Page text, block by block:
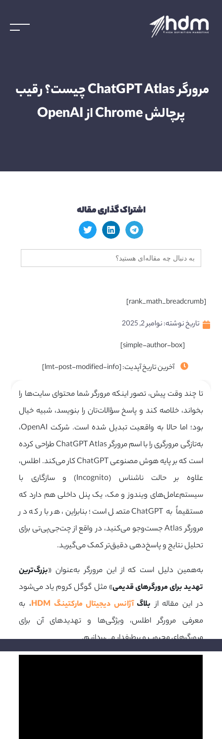
پرچالش Chrome از OpenAI
اشتراک گذاری مقاله
جستجو
برای:
[rank_math_breadcrumb]
تاریخ نوشته:نوامبر 2, 2025
[simple-author-box]
آخرین تاریخ آپدیت: [lmt-post-modified-info]
تا چند وقت پیش، تصور اینکه مرورگر شما محتوای سایت‌ها را
بخواند، خلاصه کند و پاسخ سؤالات‌تان را بنویسد، شبیه خیال
بود؛ اما حالا به واقعیت تبدیل شده است. شرکت OpenAI،
به‌تازگی مرورگری را با اسم مرورگر ChatGPT Atlas طراحی کرده
است که بر پایه هوش مصنوعیChatGPTکار می‌کند. اطلس،
علاوه بر حالت ناشناس (Incognito) و سازگاری با
سیستم‌عامل‌های ویندوز و مک، یک پنل داخلی هم دارد که
مستقیماً به ChatGPT متصل است؛ بنابراین، هر بار که در
مرورگر Atlas جست‌وجو می‌کنید، در واقع از چت‌جی‌پی‌تی برای
تحلیل نتایج و پاسخ‌دهی دقیق‌تر کمک می‌گیرید.
به‌همین دلیل است که از این مرورگر به‌عنوان «بزرگ‌ترین
تهدید برای مرورگرهای قدیمی» مثل گوگل کروم یاد می‌شود
در این مقاله از بلاگآژانس دیجیتال مارکتینگ HDM
، به
معرفی مرورگر اطلس، ویژگی‌ها و تهدیدهای آن برای
مرورگرهای محبوب و پرطرفدار می‌پردازیم.